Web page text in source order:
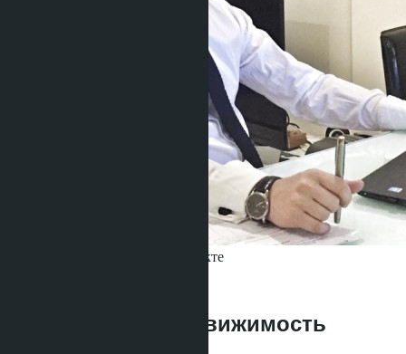
Получить информацию об объекте
Инвестиции в недвижимость